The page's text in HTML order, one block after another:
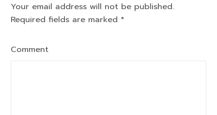
Your email address will not be published.
Required fields are marked *
Comment